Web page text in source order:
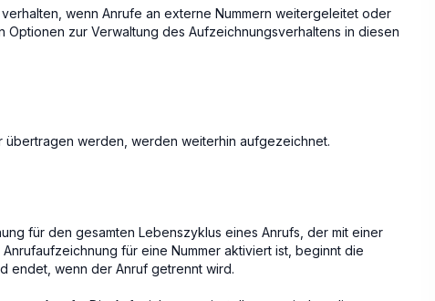
wenn Anrufe an externe Nummern weitergeleitet oder
zur Verwaltung des Aufzeichnungsverhaltens in diesen
werden, werden weiterhin aufgezeichnet.
für den gesamten Lebenszyklus eines Anrufs, der mit einer
für eine Nummer aktiviert ist, beginnt die
endet, wenn der Anruf getrennt wird.